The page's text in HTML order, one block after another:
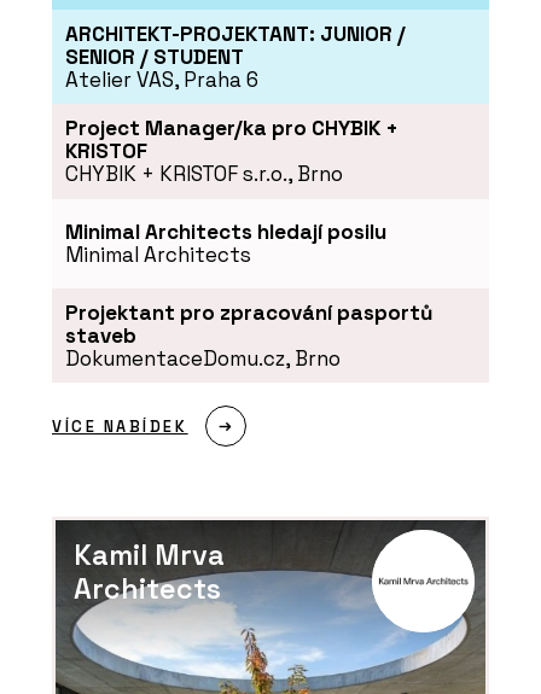
PRODUKTY
Eurocoustic - Rigips
Rigips
ARCHITEKT-PROJEKTANT: JUNIOR /
SENIOR / STUDENT
Atelier VAS, Praha 6
Project Manager/ka pro CHYBIK +
KRISTOF
CHYBIK + KRISTOF s.r.o., Brno
Minimal Architects hledají posilu
Minimal Architects
Projektant pro zpracování pasportů
staveb
DokumentaceDomu.cz, Brno
VÍCE NABÍDEK
Kamil Mrva
Architects